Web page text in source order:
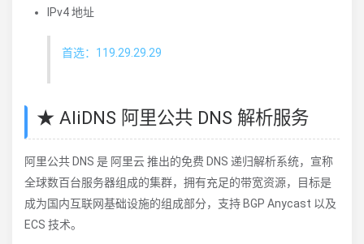
IPv4 地址
首选：119.29.29.29
★ AliDNS 阿里公共 DNS 解析服务
阿里公共 DNS 是 阿里云 推出的免费 DNS 递归解析系统，宣称
全球数百台服务器组成的集群，拥有充足的带宽资源，目标是
成为国内互联网基础设施的组成部分，支持 BGP Anycast 以及
ECS 技术。